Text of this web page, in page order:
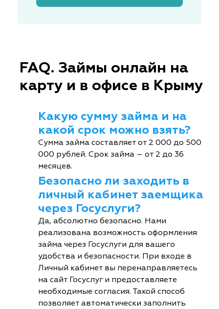
FAQ. Займы онлайн на
карту и в офисе в Крыму
Какую сумму займа и на
какой срок можно взять?
Сумма займа составляет от 2 000 до 500
000 рублей. Срок займа – от 2 до 36
месяцев.
Безопасно ли заходить в
личный кабинет заемщика
через Госуслуги?
Да, абсолютно безопасно. Нами
реализована возможность оформления
займа через Госуслуги для вашего
удобства и безопасности. При входе в
Личный кабинет вы перенаправляетесь
на сайт Госуслуг и предоставляете
необходимые согласия. Такой способ
позволяет автоматически заполнить